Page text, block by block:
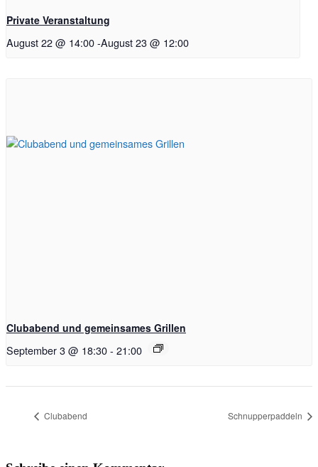
Private Veranstaltung
August 22 @ 14:00-August 23 @ 12:00
Clubabend und gemeinsames Grillen
September 3 @ 18:30- 21:00
Clubabend Schnupperpaddeln